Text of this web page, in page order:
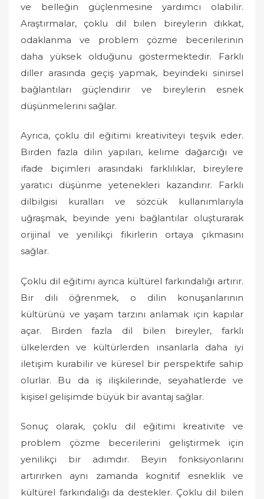
ve belleğin güçlenmesine yardımcı olabilir.
Araştırmalar, çoklu dil bilen bireylerin dikkat,
odaklanma ve problem çözme becerilerinin
daha yüksek olduğunu göstermektedir. Farklı
diller arasında geçiş yapmak, beyindeki sinirsel
bağlantıları güçlendirir ve bireylerin esnek
düşünmelerini sağlar.
Ayrıca, çoklu dil eğitimi kreativiteyi teşvik eder.
Birden fazla dilin yapıları, kelime dağarcığı ve
ifade biçimleri arasındaki farklılıklar, bireylere
yaratıcı düşünme yetenekleri kazandırır. Farklı
dilbilgisi kuralları ve sözcük kullanımlarıyla
uğraşmak, beyinde yeni bağlantılar oluşturarak
orijinal ve yenilikçi fikirlerin ortaya çıkmasını
sağlar.
Çoklu dil eğitimi ayrıca kültürel farkındalığı artırır.
Bir dili öğrenmek, o dilin konuşanlarının
kültürünü ve yaşam tarzını anlamak için kapılar
açar. Birden fazla dil bilen bireyler, farklı
ülkelerden ve kültürlerden insanlarla daha iyi
iletişim kurabilir ve küresel bir perspektife sahip
olurlar. Bu da iş ilişkilerinde, seyahatlerde ve
kişisel gelişimde büyük bir avantaj sağlar.
Sonuç olarak, çoklu dil eğitimi kreativite ve
problem çözme becerilerini geliştirmek için
yenilikçi bir adımdır. Beyin fonksiyonlarını
artırırken aynı zamanda kognitif esneklik ve
kültürel farkındalığı da destekler. Çoklu dil bilen